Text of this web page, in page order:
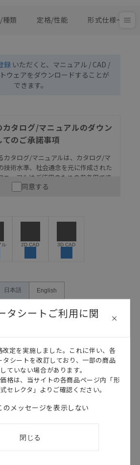
種類 定格/性能 形式仕様一覧
録 いただくと、マニュアル / CAD /
ウェアをダウンロードすることが
できます。
タログ/マニュアルのダウン
のご承諾事項
カタログ/マニュアルは、カタログ/マ
技術水準、社会通念を元に作成された
ニュアルはご使用のための参考用です
っての安全性については十分にご配慮
れる場合には、システム全体として
されていること、および本製品が全
ですので、ご採用に際しては機器・装
をご確認のうえご使用ください。・
る推奨機器等、現在では入手困難なも
しています。・誤字、脱字が含まれ
りますがご容赦ください。
・改定させていただいている可能性
て当サイトの掲載内容をご確認のう
ますようお願いいたします。
同意する
ル 2D CAD 3D CAD
日本語 English
タシートご利用に関
定を実施しました。これに伴い、各
シートを改訂しており、一部の商品
ていない場合があります。
格は、当サイトの各商品ページ内「形
セレクタ」よりご確認ください。
のメッセージを表示しない
閉じる